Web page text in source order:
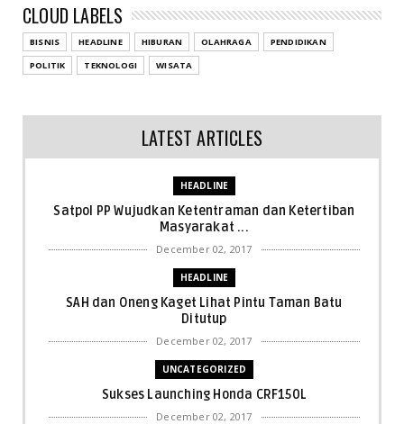
CLOUD LABELS
BISNIS HEADLINE HIBURAN OLAHRAGA
PENDIDIKAN
POLITIK
TEKNOLOGI WISATA
LATEST ARTICLES
HEADLINE
Satpol PP Wujudkan Ketentraman dan Ketertiban
Masyarakat ...
December 02, 2017
HEADLINE
SAH dan Oneng Kaget Lihat Pintu Taman Batu
Ditutup
December 02, 2017
UNCATEGORIZED
Sukses Launching Honda CRF150L
December 02, 2017